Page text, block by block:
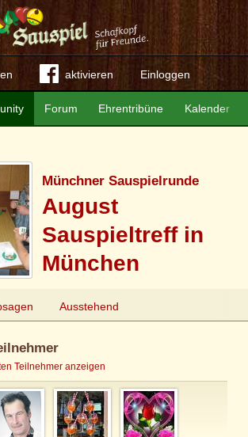
aktivieren Einloggen
Forum Ehrentribüne Kalender
Münchner Sauspielrunde
August
Sauspieltreff in
München
Ausstehend
Teilnehmer anzeigen